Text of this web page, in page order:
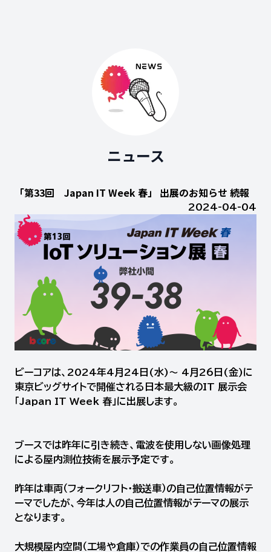
ニュース
「第33回 Japan IT Week 春」 出展のお知らせ 続報
2024-04-04
ビーコアは、2024年4月24日(水)～ 4月26日(金)に
東京ビッグサイトで開催される日本最大級のIT 展示会
「Japan IT Week 春」に出展します。
ブースでは昨年に引き続き、電波を使用しない画像処理
による屋内測位技術を展示予定です。
昨年は車両（フォークリフト・搬送車）の自己位置情報がテ
ーマでしたが、今年は人の自己位置情報がテーマの展示
となります。
大規模屋内空間（工場や倉庫）での作業員の自己位置情報